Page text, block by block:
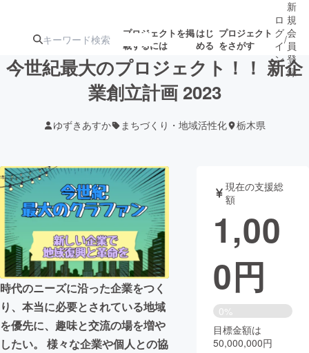
プロジェクトを掲
載するには
はじ
める
プロジェクト
をさがす
注目のリ
ターン
ジェクト
募集終了が近いプ
ロジェクト
もうすぐ公開
されます
アート・写真 音楽
テクノロジー・ガジェット ゲーム・サ
映像・映画 書籍・雑誌
ビジネス・起業 チャレンジ
まちづくり・地域活性化
ロ
グ
イ
ン
/
新
規
会
員
登
録
今世紀最大のプロジェクト！！ 新企
業創立計画 2023
ゆずきあすか まちづくり・地域活性化 栃木県
時代のニーズに沿った企業をつく
り、本当に必要とされている地域
を優先に、趣味と交流の場を増や
したい。 様々な企業や個人との協
現在の支援総
額
1,00
0円
0%
目標金額は
50,000,000円